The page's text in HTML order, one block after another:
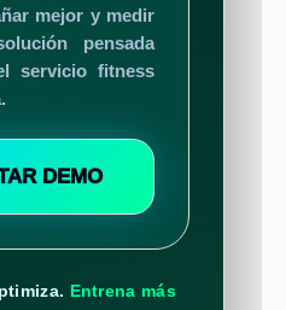
mejor y medir
pensada
servicio fitness
DEMO
Entrena más